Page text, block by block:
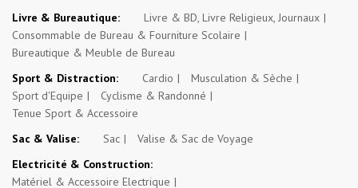
Livre & Bureautique:
Livre & BD, Livre Religieux, Journaux
Consommable de Bureau & Fourniture Scolaire
Bureautique & Meuble de Bureau
Sport & Distraction:
Cardio
Musculation & Sèche
Sport d'Equipe
Cyclisme & Randonné
Tenue Sport & Accessoire
Sac & Valise:
Sac
Valise & Sac de Voyage
Electricité & Construction:
Matériel & Accessoire Electrique